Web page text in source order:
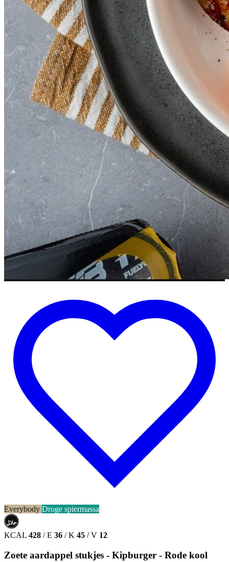
Everybody Droge spiermassa
حلال
HALAL
KCAL 428 / E 36 / K 45 / V 12
Zoete aardappel stukjes - Kipburger - Rode kool